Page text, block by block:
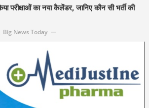
परीक्षाओं का नया कैलेंडर, जानिए कौन सी भर्ती की
Big News Today